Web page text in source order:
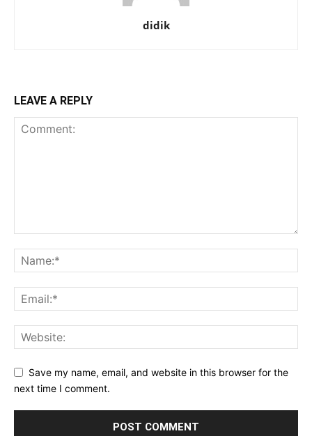
didik
LEAVE A REPLY
Save my name, email, and website in this browser for the
next time I comment.